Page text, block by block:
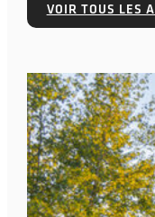
VOIR TOUS LES